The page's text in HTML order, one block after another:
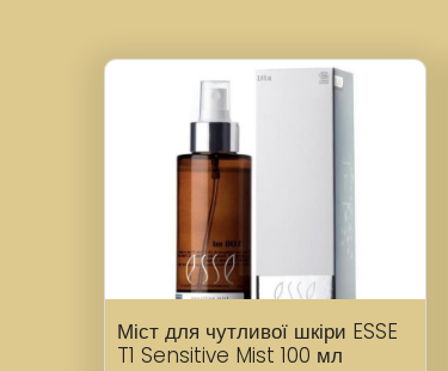
Міст для чутливої шкіри ESSE
T1 Sensitive Mist 100 мл